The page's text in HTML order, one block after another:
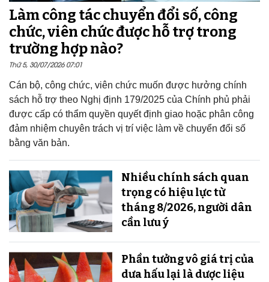
Làm công tác chuyển đổi số, công
chức, viên chức được hỗ trợ trong
trường hợp nào?
Thứ 5, 30/07/2026 07:01
Cán bộ, công chức, viên chức muốn được hưởng chính
sách hỗ trợ theo Nghị định 179/2025 của Chính phủ phải
được cấp có thẩm quyền quyết định giao hoặc phân công
đảm nhiệm chuyên trách vị trí việc làm về chuyển đổi số
bằng văn bản.
Nhiều chính sách quan
trọng có hiệu lực từ
tháng 8/2026, người dân
cần lưu ý
Phần tưởng vô giá trị của
dưa hấu lại là dược liệu